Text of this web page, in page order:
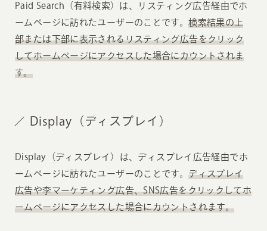
Paid Search（有料検索）は、リスティング広告経由でホ
ームページに訪れたユーザーのことです。検索結果の上
部または下部に表示されるリスティング広告をクリック
してホームページにアクセスした場合にカウントされま
す。
Display（ディスプレイ）
Display（ディスプレイ）は、ディスプレイ広告経由でホ
ームページに訪れたユーザーのことです。ディスプレイ
広告や李マーケティング広告、SNS広告をクリックしてホ
ームページにアクセスした場合にカウントされます。